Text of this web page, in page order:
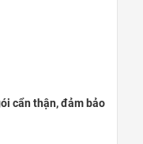
– BÌNH PHƯỚC
cẩn thận, đảm bảo